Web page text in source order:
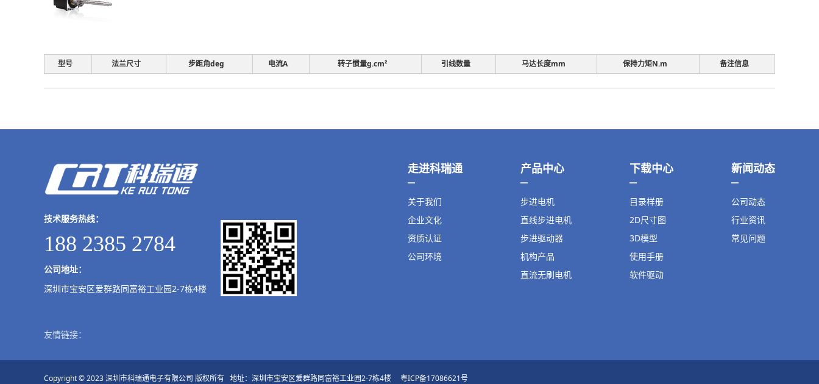
型号 法兰尺寸 步距角deg 电流A 转子惯量g.cm² 引线数量 马达长度mm 保持力矩N.m 备注信息
走进科瑞通
关于我们
企业文化
资质认证
公司环境
产品中心
步进电机
直线步进电机
步进驱动器
机构产品
直流无刷电机
下载中心
目录样册
2D尺寸图
3D模型
使用手册
软件驱动
新闻动态
公司动态
行业资讯
常见问题
技术服务热线：
188 2385 2784
公司地址：
深圳市宝安区爱群路同富裕工业园2-7栋4楼
友情链接：
Copyright © 2023 深圳市科瑞通电子有限公司 版权所有 地址：深圳市宝安区爱群路同富裕工业园2-7栋4楼 粤ICP备17086621号